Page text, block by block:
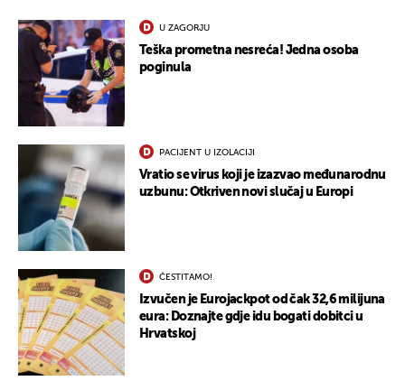
U ZAGORJU
Teška prometna nesreća! Jedna osoba
poginula
PACIJENT U IZOLACIJI
Vratio se virus koji je izazvao međunarodnu
uzbunu: Otkriven novi slučaj u Europi
ČESTITAMO!
Izvučen je Eurojackpot od čak 32,6 milijuna
eura: Doznajte gdje idu bogati dobitci u
Hrvatskoj